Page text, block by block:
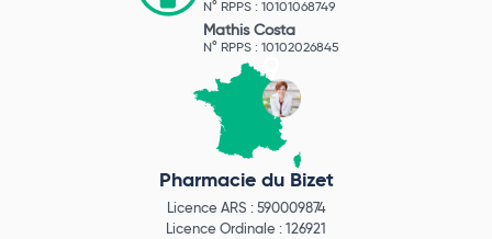
N° RPPS : 10101068749
Mathis Costa
N° RPPS : 10102026845
Pharmacie du Bizet
Licence ARS : 590009874
Licence Ordinale : 126921